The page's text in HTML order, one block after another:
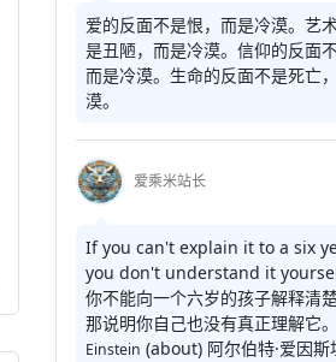
爱的反面不是恨，而是冷漠。艺
是丑陋，而是冷漠。信仰的反面不
而是冷漠。生命的反面不是死亡
漠。
爱乘米站长
If you can't explain it to a six
you don't understand it
你不能向一个六岁的孩子解释清楚
那说明你自己也没有真正理解它
Einstein (about) 阿尔伯特·爱因斯